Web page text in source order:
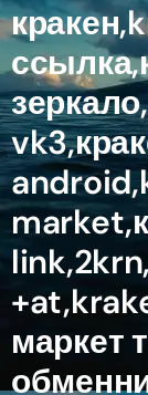
маркет